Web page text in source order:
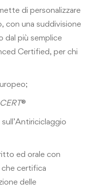
di personalizzare
con una suddivisione
dal più semplice
Certified, per chi
CERT®
ed orale con
che certifica
delle